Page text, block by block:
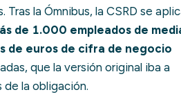
Tras la Ómnibus, la CSRD se
de 1.000 empleados de
de euros de cifra de negocio
que la versión original iba a
de la obligación.